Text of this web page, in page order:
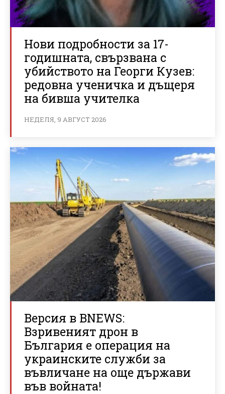
Нови подробности за 17-
годишната, свързвана с
убийството на Георги Кузев:
редовна ученичка и дъщеря
на бивша учителка
НЕДЕЛЯ, 9 АВГУСТ 2026
Версия в BNEWS:
Взривеният дрон в
България е операция на
украинските служби за
въвличане на още държави
във войната!